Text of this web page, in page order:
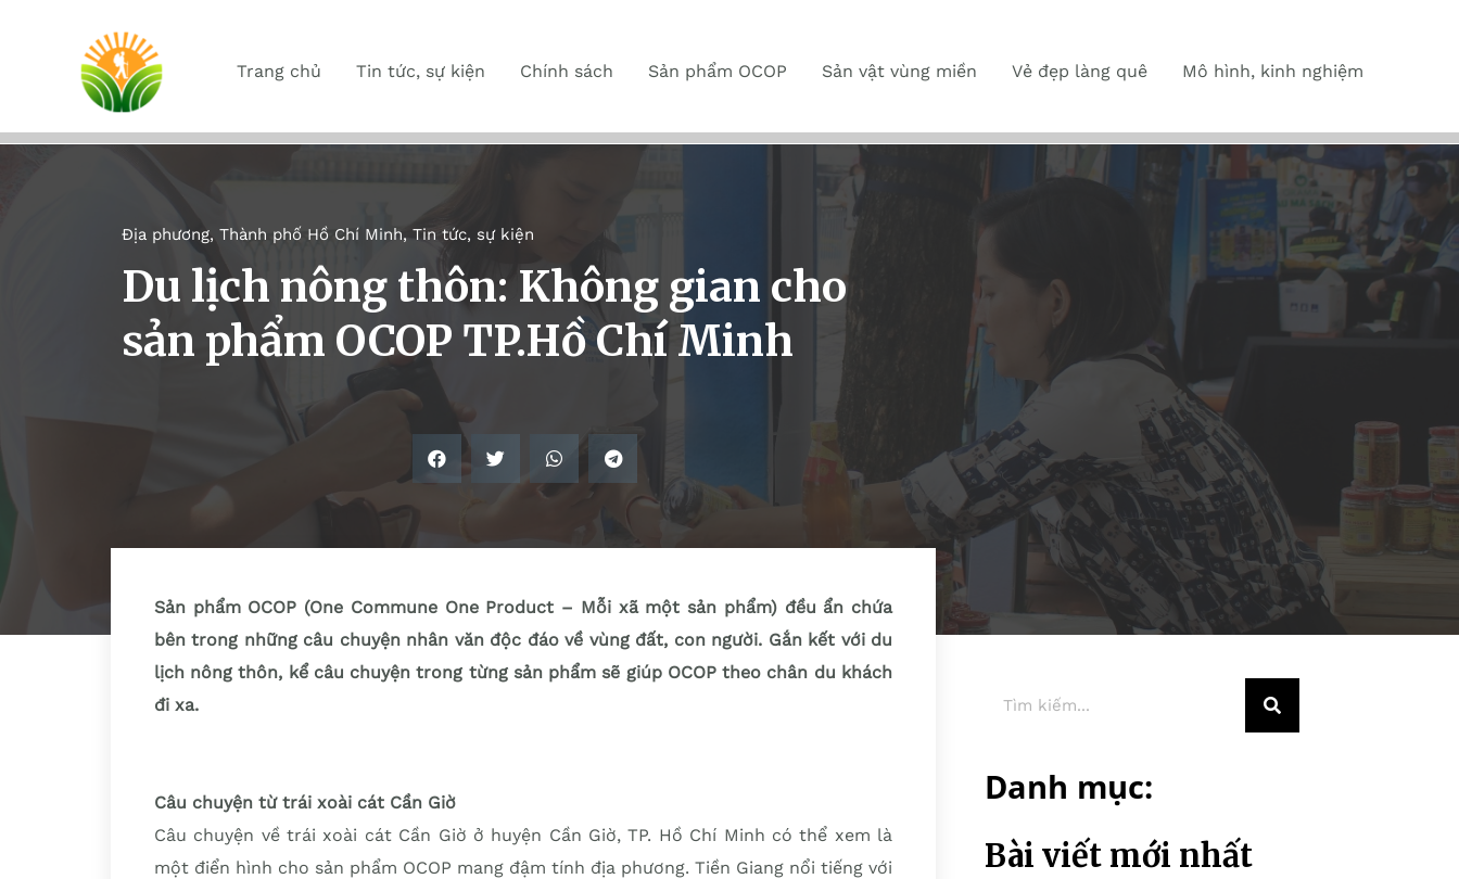
Trang chủ Tin tức, sự kiện Chính sách Sản phẩm OCOP Sản vật vùng miền Vẻ đẹp làng quê Mô hình, kinh nghiệm
Địa phương, Thành phố Hồ Chí Minh, Tin tức, sự kiện
Du lịch nông thôn: Không gian cho
sản phẩm OCOP TP.Hồ Chí Minh
Sản phẩm OCOP (One Commune One Product – Mỗi xã một sản phẩm) đều ẩn chứa
bên trong những câu chuyện nhân văn độc đáo về vùng đất, con người. Gắn kết với du
lịch nông thôn, kể câu chuyện trong từng sản phẩm sẽ giúp OCOP theo chân du khách
đi xa.
Câu chuyện từ trái xoài cát Cần Giờ
Câu chuyện về trái xoài cát Cần Giờ ở huyện Cần Giờ, TP. Hồ Chí Minh có thể xem là
một điển hình cho sản phẩm OCOP mang đậm tính địa phương. Tiền Giang nổi tiếng với
Danh mục:
Bài viết mới nhất